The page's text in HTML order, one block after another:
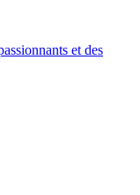
et des